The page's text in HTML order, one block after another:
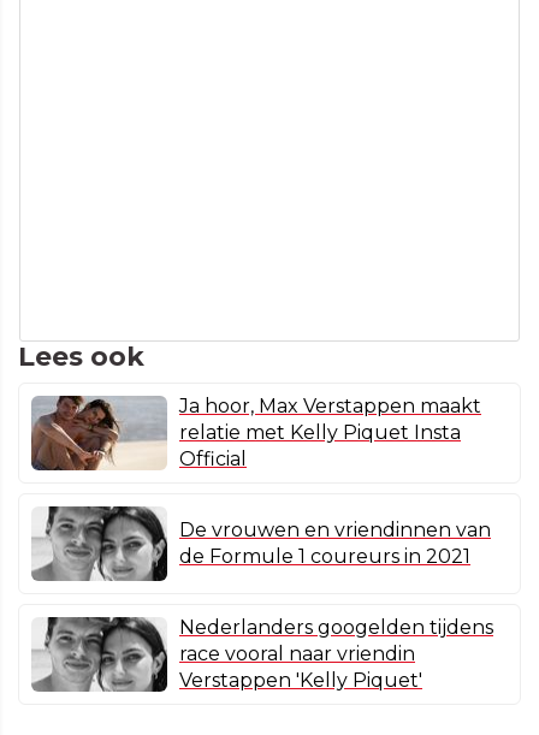
Lees ook
Ja hoor, Max Verstappen maakt
relatie met Kelly Piquet Insta
Official
De vrouwen en vriendinnen van
de Formule 1 coureurs in 2021
Nederlanders googelden tijdens
race vooral naar vriendin
Verstappen 'Kelly Piquet'